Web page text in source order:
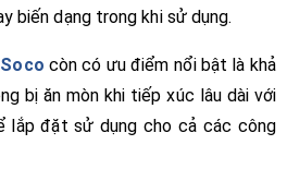
biến dạng trong khi sử dụng.
còn có ưu điểm nổi bật là khả
bị ăn mòn khi tiếp xúc lâu dài với
lắp đặt sử dụng cho cả các công